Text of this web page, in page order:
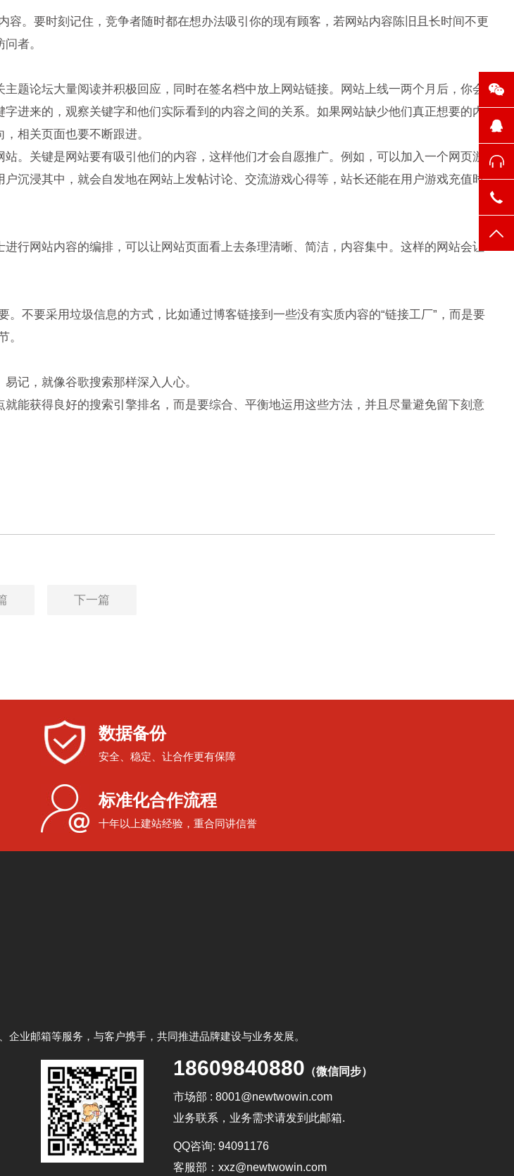
。要时刻记住，竞争者随时都在想办法吸引你的现有顾客，若网站内容陈旧且长时间不更
者。
论坛大量阅读并积极回应，同时在签名档中放上网站链接。网站上线一两个月后，你会
进来的，观察关键字和他们实际看到的内容之间的关系。如果网站缺少他们真正想要的内
相关页面也要不断跟进。
关键是网站要有吸引他们的内容，这样他们才会自愿推广。例如，可以加入一个网页游
沉浸其中，就会自发地在网站上发帖讨论、交流游戏心得等，站长还能在用户游戏充值时
网站内容的编排，可以让网站页面看上去条理清晰、简洁，内容集中。这样的网站会让
要采用垃圾信息的方式，比如通过博客链接到一些没有实质内容的“链接工厂”，而是要
。
记，就像谷歌搜索那样深入人心。
获得良好的搜索引擎排名，而是要综合、平衡地运用这些方法，并且尽量避免留下刻意
下一篇
数据备份
安全、稳定、让合作更有保障
标准化合作流程
十年以上建站经验，重合同讲信誉
业邮箱等服务，与客户携手，共同推进品牌建设与业务发展。
18609840880 （微信同步）
市场部 : 8001@newtwowin.com
业务联系，业务需求请发到此邮箱.
QQ咨询: 94091176
客服部：xxz@newtwowin.com